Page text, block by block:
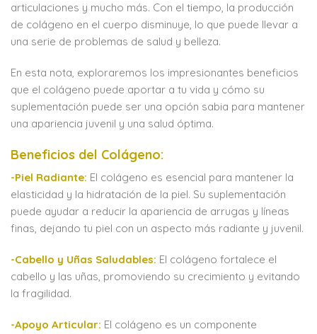
articulaciones y mucho más. Con el tiempo, la producción
de colágeno en el cuerpo disminuye, lo que puede llevar a
una serie de problemas de salud y belleza.
En esta nota, exploraremos los impresionantes beneficios
que el colágeno puede aportar a tu vida y cómo su
suplementación puede ser una opción sabia para mantener
una apariencia juvenil y una salud óptima.
Beneficios del Colágeno:
-Piel Radiante: El colágeno es esencial para mantener la
elasticidad y la hidratación de la piel. Su suplementación
puede ayudar a reducir la apariencia de arrugas y líneas
finas, dejando tu piel con un aspecto más radiante y juvenil.
-Cabello y Uñas Saludables: El colágeno fortalece el
cabello y las uñas, promoviendo su crecimiento y evitando
la fragilidad.
-Apoyo Articular: El colágeno es un componente